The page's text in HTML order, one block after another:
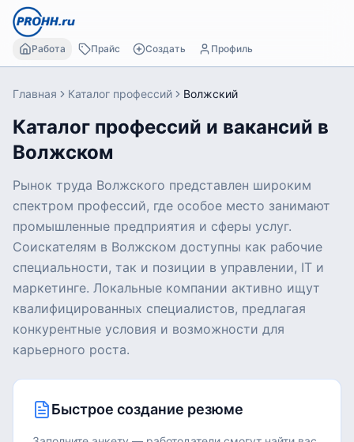
Работа Прайс Создать Профиль
Главная Каталог профессий Волжский
Каталог профессий и вакансий в
Волжском
Рынок труда Волжского представлен широким
спектром профессий, где особое место занимают
промышленные предприятия и сферы услуг.
Соискателям в Волжском доступны как рабочие
специальности, так и позиции в управлении, IT и
маркетинге. Локальные компании активно ищут
квалифицированных специалистов, предлагая
конкурентные условия и возможности для
карьерного роста.
Быстрое создание резюме